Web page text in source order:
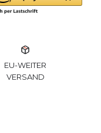
EU-WEITER
VERSAND